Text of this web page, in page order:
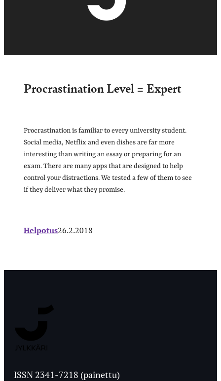
Procrastination Level = Expert
Procrastination is familiar to every university student.
Social media, Netflix and even dishes are far more
interesting than writing an essay or preparing for an
exam. There are many apps that are designed to help
control your distractions. We tested a few of them to see
if they deliver what they promise.
Helpotus26.2.2018
Ylioppilaslehti
ISSN 2341-7218 (painettu)